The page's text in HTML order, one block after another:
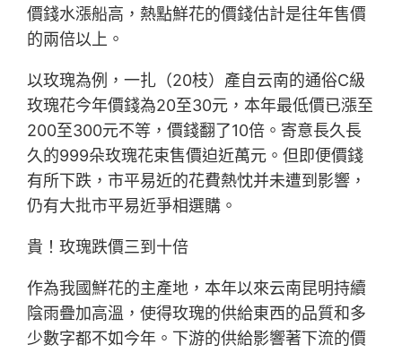
價錢水漲船高，熱點鮮花的價錢估計是往年售價
的兩倍以上。
以玫瑰為例，一扎（20枝）產自云南的通俗C級
玫瑰花今年價錢為20至30元，本年最低價已漲至
200至300元不等，價錢翻了10倍。寄意長久長
久的999朵玫瑰花束售價迫近萬元。但即便價錢
有所下跌，市平易近的花費熱忱并未遭到影響，
仍有大批市平易近爭相選購。
貴！玫瑰跌價三到十倍
作為我國鮮花的主產地，本年以來云南昆明持續
陰雨疊加高溫，使得玫瑰的供給東西的品質和多
少數字都不如今年。下游的供給影響著下流的價